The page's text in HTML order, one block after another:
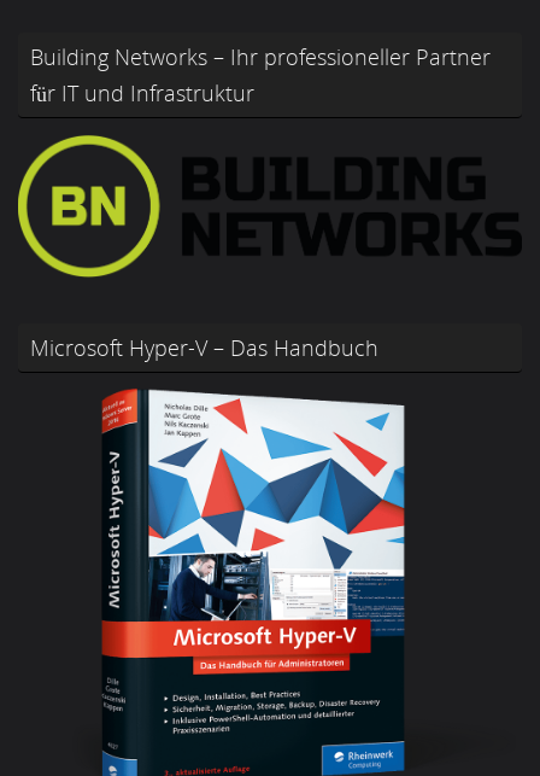
Building Networks – Ihr professioneller Partner
für IT und Infrastruktur
Microsoft Hyper-V – Das Handbuch